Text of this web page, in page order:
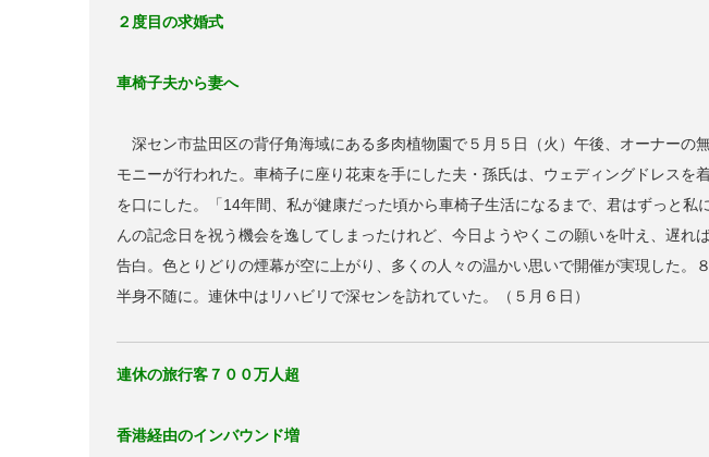
２度目の求婚式
車椅子夫から妻へ
深セン市盐田区の背仔角海域にある多肉植物園で５月５日（火）午後、オーナーの
モニーが行われた。車椅子に座り花束を手にした夫・孫氏は、ウェディングドレスを
を口にした。「14年間、私が健康だった頃から車椅子生活になるまで、君はずっと私
んの記念日を祝う機会を逸してしまったけれど、今日ようやくこの願いを叶え、遅れ
告白。色とりどりの煙幕が空に上がり、多くの人々の温かい思いで開催が実現した。
半身不随に。連休中はリハビリで深センを訪れていた。（５月６日）
連休の旅行客７００万人超
香港経由のインバウンド増